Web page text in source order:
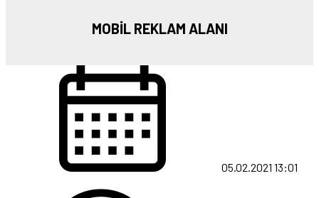
MOBİL REKLAM ALANI
05.02.2021 13:01